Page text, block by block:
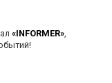
«INFORMER»